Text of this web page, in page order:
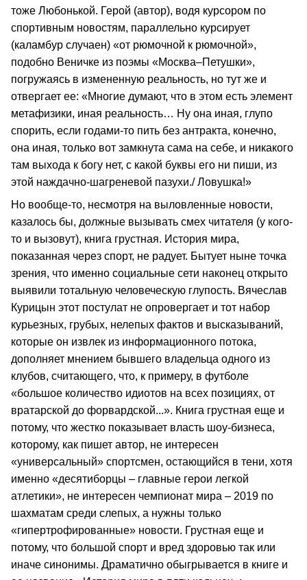
тоже Любонькой. Герой (автор), водя курсором по
спортивным новостям, параллельно курсирует
(каламбур случаен) «от рюмочной к рюмочной»,
подобно Веничке из поэмы «Москва–Петушки»,
погружаясь в измененную реальность, но тут же и
отвергает ее: «Многие думают, что в этом есть элемент
метафизики, иная реальность… Ну она иная, глупо
спорить, если годами-то пить без антракта, конечно,
она иная, только вот замкнута сама на себе, и никакого
там выхода к богу нет, с какой буквы его ни пиши, из
этой наждачно-шагреневой пазухи./ Ловушка!»
Но вообще-то, несмотря на выловленные новости,
казалось бы, должные вызывать смех читателя (у кого-
то и вызовут), книга грустная. История мира,
показанная через спорт, не радует. Бытует ныне точка
зрения, что именно социальные сети наконец открыто
выявили тотальную человеческую глупость. Вячеслав
Курицын этот постулат не опровергает и тот набор
курьезных, грубых, нелепых фактов и высказываний,
которые он извлек из информационного потока,
дополняет мнением бывшего владельца одного из
клубов, считающего, что, к примеру, в футболе
«большое количество идиотов на всех позициях, от
вратарской до форвардской...». Книга грустная еще и
потому, что жестко показывает власть шоу-бизнеса,
которому, как пишет автор, не интересен
«универсальный» спортсмен, остающийся в тени, хотя
именно «десятиборцы – главные герои легкой
атлетики», не интересен чемпионат мира – 2019 по
шахматам среди слепых, а нужны только
«гипертрофированные» новости. Грустная еще и
потому, что большой спорт и вред здоровью так или
иначе синонимы. Драматично обыгрывается в книге и